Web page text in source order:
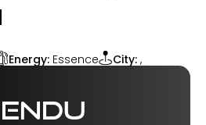
Energy: Essence City: ,